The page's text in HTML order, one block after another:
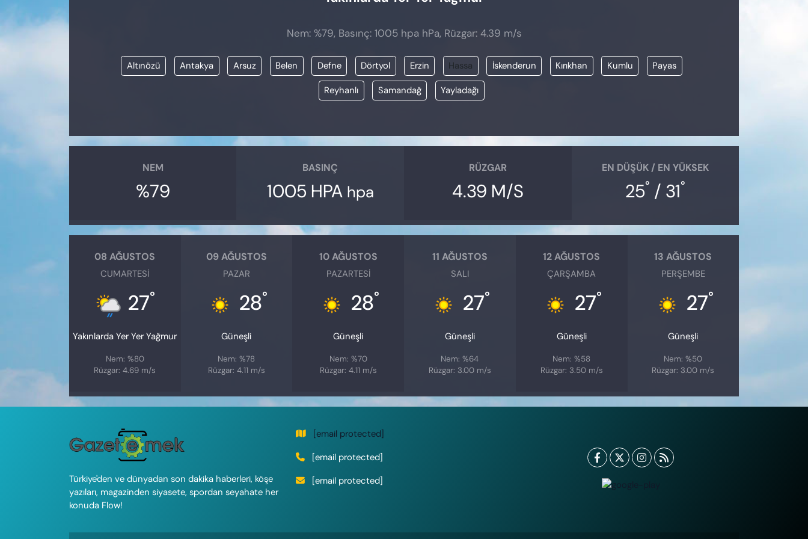
Nem: %79, Basınç: 1005 hpa hPa, Rüzgar: 4.39 m/s
Altınözü Antakya Arsuz Belen Defne Dörtyol Erzin Hassa İskenderun Kırıkhan Kumlu Payas
Reyhanlı Samandağ Yayladağı
NEM
%79
BASINÇ
1005 HPA hpa
RÜZGAR
4.39 M/S
EN DÜŞÜK / EN YÜKSEK
25° / 31°
08 AĞUSTOS
CUMARTESI
27°
Yakınlarda Yer Yer Yağmur
Nem: %80
Rüzgar: 4.69 m/s
09 AĞUSTOS
PAZAR
28°
Güneşli
Nem: %78
Rüzgar: 4.11 m/s
10 AĞUSTOS
PAZARTESI
28°
Güneşli
Nem: %70
Rüzgar: 4.11 m/s
11 AĞUSTOS
SALI
27°
Güneşli
Nem: %64
Rüzgar: 3.00 m/s
12 AĞUSTOS
ÇARŞAMBA
27°
Güneşli
Nem: %58
Rüzgar: 3.50 m/s
13 AĞUSTOS
PERŞEMBE
27°
Güneşli
Nem: %50
Rüzgar: 3.00 m/s
Türkiye'den ve dünyadan son dakika haberleri, köşe
yazıları, magazinden siyasete, spordan seyahate her
konuda Flow!
[email protected]
[email protected]
[email protected]
VAN VE DİYARBAKIR HABERLERİ